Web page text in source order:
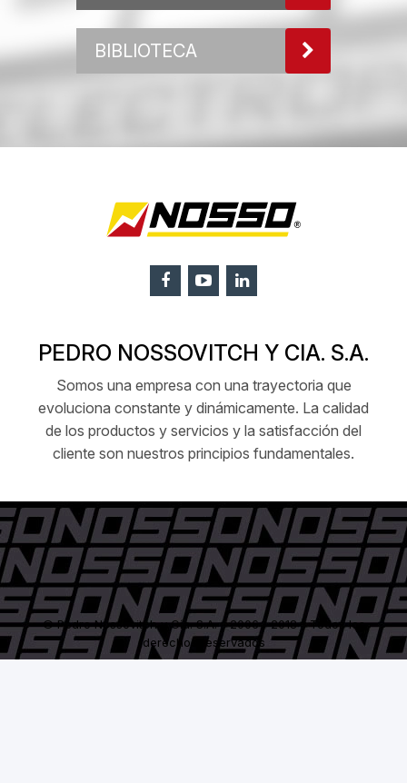
BIBLIOTECA
PEDRO NOSSOVITCH Y CIA. S.A.
Somos una empresa con una trayectoria que
evoluciona constante y dinámicamente. La calidad
de los productos y servicios y la satisfacción del
cliente son nuestros principios fundamentales.
© Pedro Nossovitch y Cía. S.A. - 2006 / 2018 - Todos los
derechos reservados